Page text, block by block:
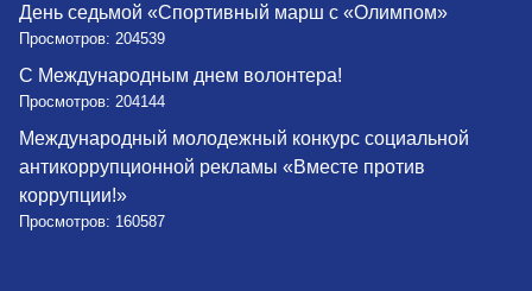
День седьмой «Спортивный марш с «Олимпом»
Просмотров: 204539
С Международным днем волонтера!
Просмотров: 204144
Международный молодежный конкурс социальной
антикоррупционной рекламы «Вместе против
коррупции!»
Просмотров: 160587